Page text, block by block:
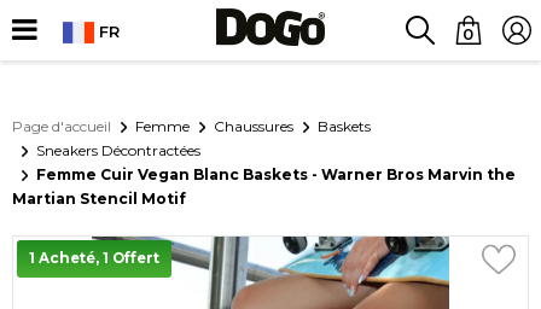
FR 0
Page d'accueil Femme Chaussures
Baskets
Sneakers Décontractées
Femme Cuir Vegan Blanc Baskets - Warner Bros Marvin the
Martian Stencil Motif
1 Acheté, 1 Offert